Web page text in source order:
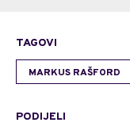
TAGOVI
MARKUS RAŠFORD
PODIJELI